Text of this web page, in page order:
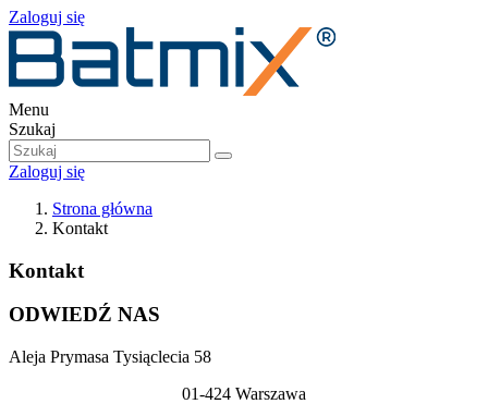
Zaloguj się
Menu
Szukaj
Zaloguj się
Strona główna
Kontakt
Kontakt
ODWIEDŹ NAS
Aleja Prymasa Tysiąclecia 58
01-424 Warszawa